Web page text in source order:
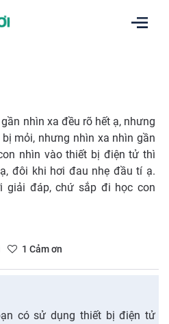
nhìn xa đều rõ hết ạ, nhưng
mỏi, nhưng nhìn xa nhìn gần
nhìn vào thiết bị điện tử thì
đôi khi hơi đau nhẹ đầu tí ạ.
giải đáp, chứ sắp đi học con
1 Cảm ơn
có sử dụng thiết bị điện tử